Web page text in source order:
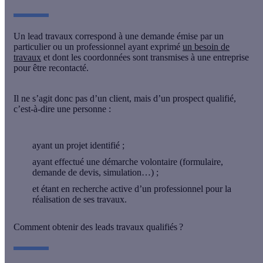
Un lead travaux correspond à une demande émise par un
particulier ou un professionnel ayant exprimé un besoin de
travaux et dont les coordonnées sont transmises à une entreprise
pour être recontacté.
Il ne s’agit donc pas d’un client, mais d’un prospect qualifié,
c’est-à-dire une personne :
ayant un projet identifié ;
ayant effectué une démarche volontaire (formulaire,
demande de devis, simulation…) ;
et étant en recherche active d’un professionnel pour la
réalisation de ses travaux.
Comment obtenir des leads travaux qualifiés ?